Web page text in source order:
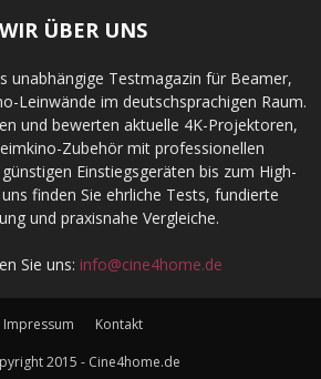
WIR ÜBER UNS
unabhängige Testmagazin für Beamer,
Leinwände im deutschsprachigen Raum.
und bewerten aktuelle 4K-Projektoren,
Zubehör mit professionellen
Einstiegsgeräten bis zum High-
finden Sie ehrliche Tests, fundierte
und praxisnahe Vergleiche.
Sie uns: info@cine4home.de
Impressum
Kontakt
2015 - Cine4home.de